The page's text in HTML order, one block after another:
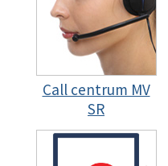
Call centrum MV
SR